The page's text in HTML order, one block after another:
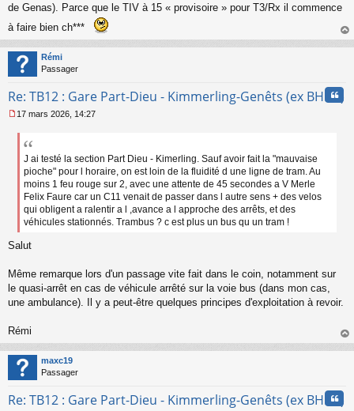
de Genas). Parce que le TIV à 15 « provisoire » pour T3/Rx il commence
à faire bien ch***
au
Rémi
Passager
Re: TB12 : Gare Part-Dieu - Kimmerling-Genêts (ex BHNS)
e
17 mars 2026, 14:27
J ai testé la section Part Dieu - Kimerling. Sauf avoir fait la "mauvaise
pioche" pour l horaire, on est loin de la fluidité d une ligne de tram. Au
moins 1 feu rouge sur 2, avec une attente de 45 secondes a V Merle
Felix Faure car un C11 venait de passer dans l autre sens + des velos
qui obligent a ralentir a l ,avance a l approche des arrêts, et des
véhicules stationnés. Trambus ? c est plus un bus qu un tram !
Salut
Même remarque lors d'un passage vite fait dans le coin, notamment sur
le quasi-arrêt en cas de véhicule arrêté sur la voie bus (dans mon cas,
une ambulance). Il y a peut-être quelques principes d'exploitation à revoir.
Rémi
au
maxc19
Passager
Re: TB12 : Gare Part-Dieu - Kimmerling-Genêts (ex BHNS)